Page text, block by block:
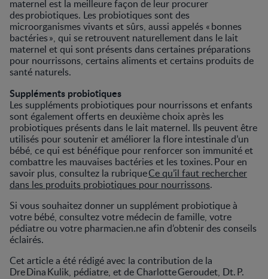
maternel est la meilleure façon de leur procurer
des probiotiques. Les probiotiques sont des
microorganismes vivants et sûrs, aussi appelés « bonnes
bactéries », qui se retrouvent naturellement dans le lait
maternel et qui sont présents dans certaines préparations
pour nourrissons, certains aliments et certains produits de
santé naturels.
Suppléments probiotiques
Les suppléments probiotiques pour nourrissons et enfants
sont également offerts en deuxième choix après les
probiotiques présents dans le lait maternel. Ils peuvent être
utilisés pour soutenir et améliorer la flore intestinale d’un
bébé, ce qui est bénéfique pour renforcer son immunité et
combattre les mauvaises bactéries et les toxines. Pour en
savoir plus, consultez la rubriqueCe qu’il faut rechercher
dans les produits probiotiques pour nourrissons.
Si vous souhaitez donner un supplément probiotique à
votre bébé, consultez votre médecin de famille, votre
pédiatre ou votre pharmacien.ne afin d’obtenir des conseils
éclairés.
Cet article a été rédigé avec la contribution de la
Dre Dina Kulik, pédiatre, et de Charlotte Geroudet, Dt. P.